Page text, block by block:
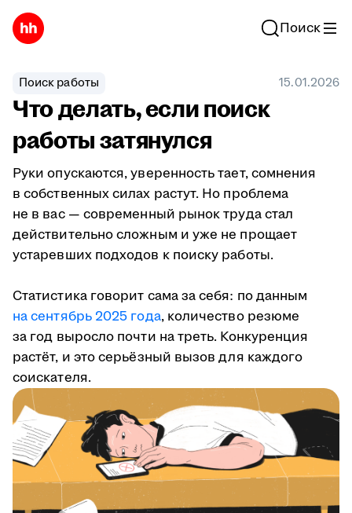
Поиск
Поиск работы 15.01.2026
Что делать, если поиск
работы затянулся
Руки опускаются, уверенность тает, сомнения
в собственных силах растут. Но проблема
не в вас — современный рынок труда стал
действительно сложным и уже не прощает
устаревших подходов к поиску работы.
Статистика говорит сама за себя: по данным
на сентябрь 2025 года, количество резюме
за год выросло почти на треть. Конкуренция
растёт, и это серьёзный вызов для каждого
соискателя.